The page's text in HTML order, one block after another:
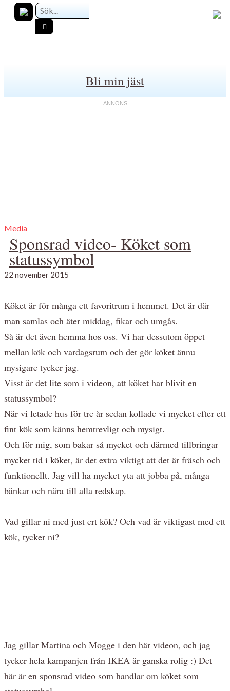
Bli min jäst
Media
Sponsrad video- Köket som
statussymbol
22 november 2015
Köket är för många ett favoritrum i hemmet. Det är där
man samlas och äter middag, fikar och umgås.
Så är det även hemma hos oss. Vi har dessutom öppet
mellan kök och vardagsrum och det gör köket ännu
mysigare tycker jag.
Visst är det lite som i videon, att köket har blivit en
statussymbol?
När vi letade hus för tre år sedan kollade vi mycket efter ett
fint kök som känns hemtrevligt och mysigt.
Och för mig, som bakar så mycket och därmed tillbringar
mycket tid i köket, är det extra viktigt att det är fräsch och
funktionellt. Jag vill ha mycket yta att jobba på, många
bänkar och nära till alla redskap.
Vad gillar ni med just ert kök? Och vad är viktigast med ett
kök, tycker ni?
Jag gillar Martina och Mogge i den här videon, och jag
tycker hela kampanjen från IKEA är ganska rolig :) Det
här är en sponsrad video som handlar om köket som